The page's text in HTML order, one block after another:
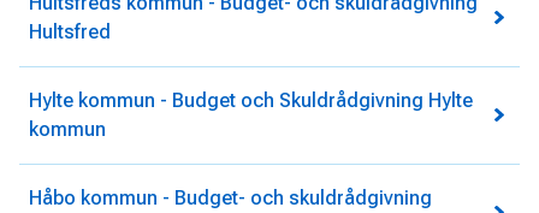
Hultsfred
Hylte kommun - Budget och Skuldrådgivning Hylte
kommun
Håbo kommun - Budget- och skuldrådgivning